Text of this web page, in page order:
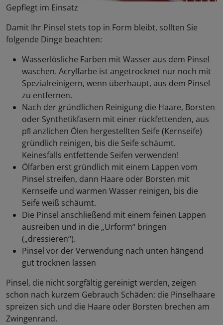
Gepflegt im Einsatz
Damit Ihr Pinsel stets top in Form bleibt, sollten Sie
folgende Dinge beachten:
Wasserlösliche Farben mit Wasser aus dem Pinsel
waschen. Acrylfarbe ist angetrocknet nur noch mit
Spezialreinigern, wenn überhaupt, aus dem Pinsel
zu entfernen.
Nach der gründlichen Reinigung die Haare, Borsten
oder Synthetikfasern mit einer rückfettenden, aus
pﬂ anzlichen Ölen hergestellten Seife (Kernseife)
gründlich reinigen, bis die Seife schäumt.
Keinesfalls entfettende Seifen verwenden!
Ölfarben erst gründlich mit einem Lappen vom
Pinsel streifen, dann Haare oder Borsten mit
Kernseife und warmen Wasser reinigen, bis die
Seife weiß schäumt.
Die Pinsel anschließend mit einem feinen Lappen
ausreiben und in die „Urform“ bringen
(„dressieren“).
Pinsel vor der Verwendung nach unten hängend
gut trocknen lassen
Pinsel, die nicht sorgfältig gereinigt werden, zeigen
schon nach kurzem Gebrauch Schäden: die Pinselhaare
spreizen sich und die Haare oder Borsten brechen am
Zwingenrand.